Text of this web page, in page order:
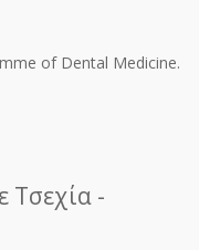
of Dental Medicine.
Τσεχία -